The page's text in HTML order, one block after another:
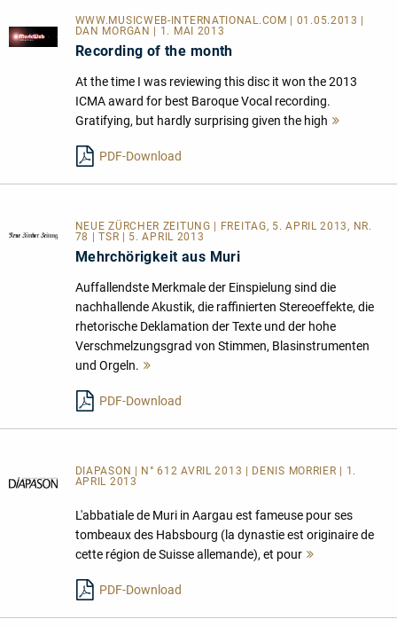
WWW.MUSICWEB-INTERNATIONAL.COM | 01.05.2013 |
DAN MORGAN | 1. MAI 2013
Recording of the month
At the time I was reviewing this disc it won the 2013
ICMA award for best Baroque Vocal recording.
Gratifying, but hardly surprising given the high
PDF-Download
NEUE ZÜRCHER ZEITUNG | FREITAG, 5. APRIL 2013, NR.
78 | TSR | 5. APRIL 2013
Mehrchörigkeit aus Muri
Auffallendste Merkmale der Einspielung sind die
nachhallende Akustik, die raffinierten Stereoeffekte, die
rhetorische Deklamation der Texte und der hohe
Verschmelzungsgrad von Stimmen, Blasinstrumenten
und Orgeln.
PDF-Download
DIAPASON | N° 612 AVRIL 2013 | DENIS MORRIER | 1.
APRIL 2013
L'abbatiale de Muri in Aargau est fameuse pour ses
tombeaux des Habsbourg (la dynastie est originaire de
cette région de Suisse allemande), et pour
PDF-Download